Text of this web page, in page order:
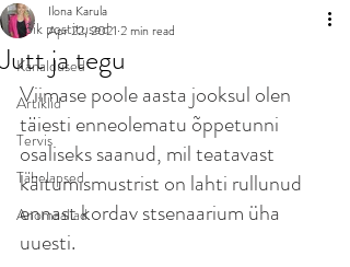
Kõik postitused
Kanaldused
Artiklid
Tervis
Tähelapsed
Anomaaliad
Jutt ja tegu
Ilona Karula
Apr 22, 2021 2 min read
Viimase poole aasta jooksul olen
täiesti enneolematu õppetunni
osaliseks saanud, mil teatavast
käitumismustrist on lahti rullunud
ennast kordav stsenaarium üha
uuesti.